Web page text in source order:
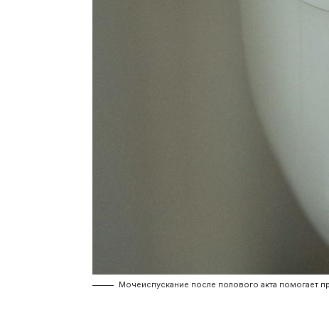
Мочеиспускание после полового акта помогает